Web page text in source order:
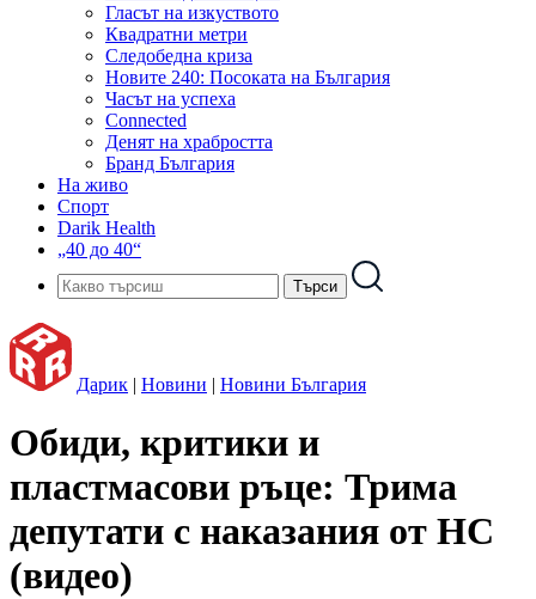
Гласът на изкуството
Квадратни метри
Следобедна криза
Новите 240: Посоката на България
Часът на успеха
Connected
Денят на храбростта
Бранд България
На живо
Спорт
Darik Health
„40 до 40“
Дарик | Новини | Новини България
Обиди, критики и
пластмасови ръце: Трима
депутати с наказания от НС
(видео)